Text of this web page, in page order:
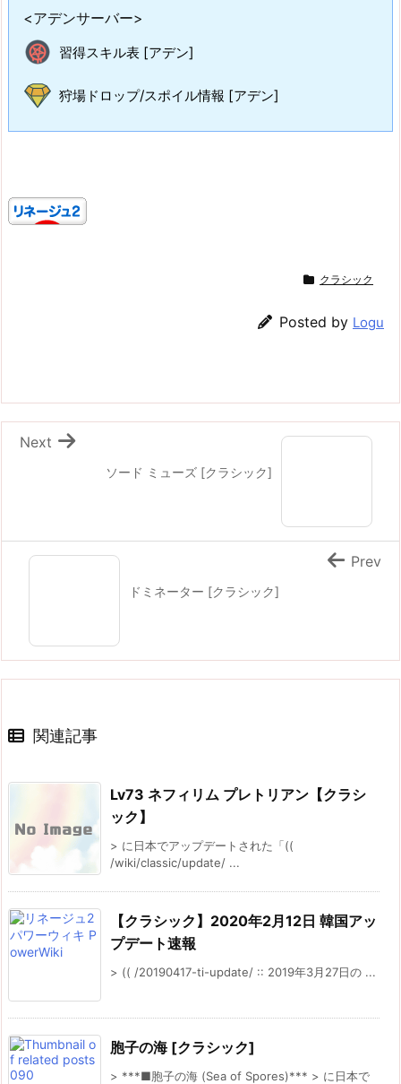
<アデンサーバー>
習得スキル表 [アデン]
狩場ドロップ/スポイル情報 [アデン]
クラシック
Posted by Logu
ソード ミューズ [クラシック]
Next
ドミネーター [クラシック]
Prev
関連記事
Lv73 ネフィリム プレトリアン【クラシ
ック】
> に日本でアップデートされた「((
/wiki/classic/update/ ...
【クラシック】2020年2月12日 韓国アッ
プデート速報
> (( /20190417-ti-update/ :: 2019年3月27日の ...
胞子の海 [クラシック]
> ***■胞子の海 (Sea of Spores)*** > に日本で